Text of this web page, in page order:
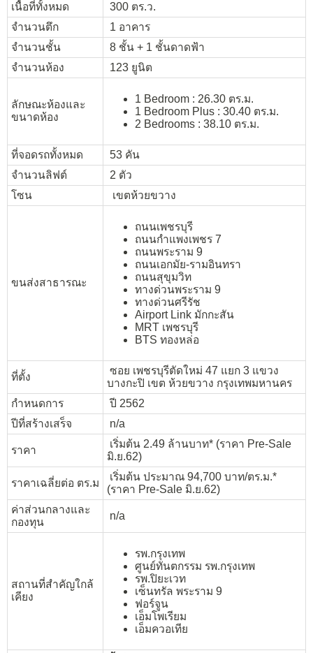
เนื้อที่ทั้งหมด
300 ตร.ว.
จำนวนตึก
1 อาคาร
จำนวนชั้น
8 ชั้น + 1 ชั้นดาดฟ้า
จำนวนห้อง
123 ยูนิต
ลักษณะห้องและ
ขนาดห้อง
1 Bedroom : 26.30 ตร.ม.
1 Bedroom Plus : 30.40 ตร.ม.
2 Bedrooms : 38.10 ตร.ม.
ที่จอดรถทั้งหมด
53 คัน
จำนวนลิฟต์
2 ตัว
โซน
เขตห้วยขวาง
ขนส่งสาธารณะ
ถนนเพชรบุรี
ถนนกำแพงเพชร 7
ถนนพระราม 9
ถนนเอกมัย-รามอินทรา
ถนนสุขุมวิท
ทางด่วนพระราม 9
ทางด่วนศรีรัช
Airport Link มักกะสัน
MRT เพชรบุรี
BTS ทองหล่อ
ที่ตั้ง
ซอย เพชรบุรีตัดใหม่ 47 แยก 3 แขวง
บางกะปิ เขต ห้วยขวาง กรุงเทพมหานคร
กำหนดการ
ปี 2562
ปีที่สร้างเสร็จ
n/a
ราคา
เริ่มต้น 2.49 ล้านบาท* (ราคา Pre-Sale
มิ.ย.62)
ราคาเฉลี่ยต่อ ตร.ม
เริ่มต้น ประมาณ 94,700 บาท/ตร.ม.*
(ราคา Pre-Sale มิ.ย.62)
ค่าส่วนกลางและ
กองทุน
n/a
สถานที่สำคัญใกล้
เคียง
รพ.กรุงเทพ
ศูนย์ทันตกรรม รพ.กรุงเทพ
รพ.ปิยะเวท
เซ็นทรัล พระราม 9
ฟอร์จูน
เอ็มโพเรียม
เอ็มควอเทีย